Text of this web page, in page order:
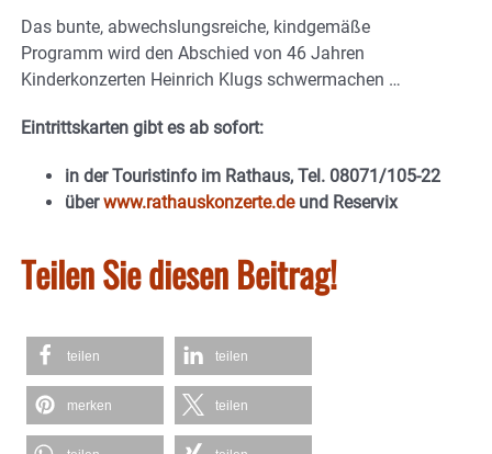
Das bunte, abwechslungsreiche, kindgemäße
Programm wird den Abschied von 46 Jahren
Kinderkonzerten Heinrich Klugs schwermachen …
Eintrittskarten gibt es ab sofort:
in der Touristinfo im Rathaus, Tel. 08071/105-22
überwww.rathauskonzerte.deund Reservix
Teilen Sie diesen Beitrag!
teilen teilen
merken teilen